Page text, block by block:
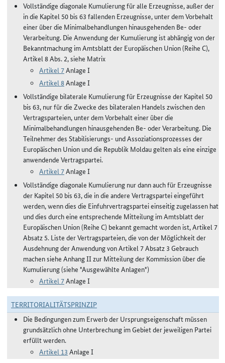
Vollständige diagonale Kumulierung für alle Erzeugnisse, außer der
in die Kapitel 50 bis 63 fallenden Erzeugnisse, unter dem Vorbehalt
einer über die Minimalbehandlungen hinausgehenden Be- oder
Verarbeitung. Die Anwendung der Kumulierung ist abhängig von der
Bekanntmachung im Amtsblatt der Europäischen Union (Reihe C),
Artikel 8 Abs. 2, siehe Matrix
Artikel 7Anlage I
Artikel 8Anlage I
Vollständige bilaterale Kumulierung für Erzeugnisse der Kapitel 50
bis 63, nur für die Zwecke des bilateralen Handels zwischen den
Vertragsparteien, unter dem Vorbehalt einer über die
Minimalbehandlungen hinausgehenden Be- oder Verarbeitung. Die
Teilnehmer des Stabilisierungs- und Assoziationsprozesses der
Europäischen Union und die Republik Moldau gelten als eine einzige
anwendende Vertragspartei.
Artikel 7Anlage I
Vollständige diagonale Kumulierung nur dann auch für Erzeugnisse
der Kapitel 50 bis 63, die in die andere Vertragspartei eingeführt
werden, wenn dies die Einfuhrvertragspartei einseitig zugelassen hat
und dies durch eine entsprechende Mitteilung im Amtsblatt der
Europäischen Union (Reihe C) bekannt gemacht worden ist, Artikel 7
Absatz 5. Liste der Vertragsparteien, die von der Möglichkeit der
Ausdehnung der Anwendung von Artikel 7 Absatz 3 Gebrauch
machen siehe Anhang II zur Mitteilung der Kommission über die
Kumulierung (siehe "Ausgewählte Anlagen")
Artikel 7Anlage I
TERRITORIALITÄTSPRINZIP
Die Bedingungen zum Erwerb der Ursprungseigenschaft müssen
grundsätzlich ohne Unterbrechung im Gebiet der jeweiligen Partei
erfüllt werden.
Artikel 13 Anlage I